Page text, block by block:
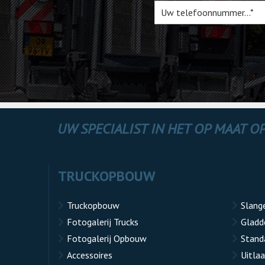
UW SPECIALIST IN HET OP MAAT
TRUCKOPBOUW
Truckopbouw
Fotogalerij Trucks
Fotogalerij Opbouw
Accessoires